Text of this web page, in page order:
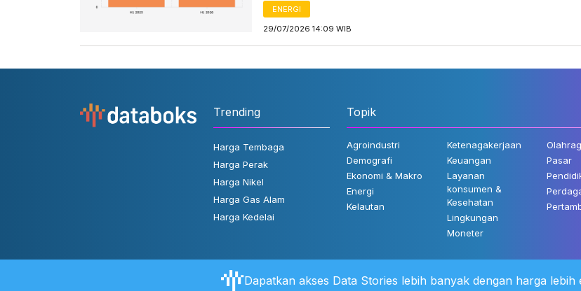
ENERGI
29/07/2026 14:09 WIB
Trending
Harga Tembaga
Harga Perak
Harga Nikel
Harga Gas Alam
Harga Kedelai
Topik
Agroindustri
Demografi
Ekonomi & Makro
Energi
Kelautan
Ketenagakerjaan
Keuangan
Layanan
konsumen &
Kesehatan
Lingkungan
Moneter
Pasar
Aturan Pengguna FAQ Hubungi Kami ©2022 Katadata. Hak
Dapatkan akses Data Stories lebih banyak dengan harga lebih